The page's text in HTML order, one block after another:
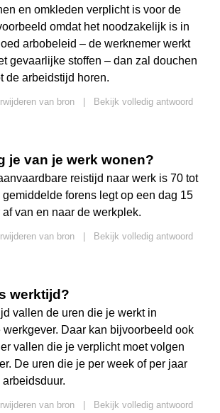
en omkleden verplicht is voor de
omdat het noodzakelijk is in
arbobeleid – de werknemer werkt
gevaarlijke stoffen – dan zal douchen
de arbeidstijd horen.
van bron
Bekijk volledig antwoord
je van je werk wonen?
reistijd naar werk is 70 tot
forens legt op een dag 15
van en naar de werkplek.
van bron
Bekijk volledig antwoord
werktijd?
vallen de uren die je werkt in
werkgever. Daar kan bijvoorbeeld ook
vallen die je verplicht moet volgen
De uren die je per week of per jaar
van bron Bekijk volledig antwoord